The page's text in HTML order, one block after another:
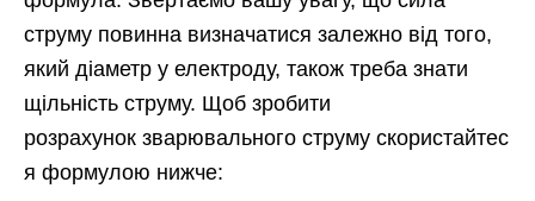
струму повинна визначатися залежно від того,
який діаметр у електроду, також треба знати
щільність струму. Щоб зробити
розрахунок зварювального струму скористайтес
я формулою нижче: